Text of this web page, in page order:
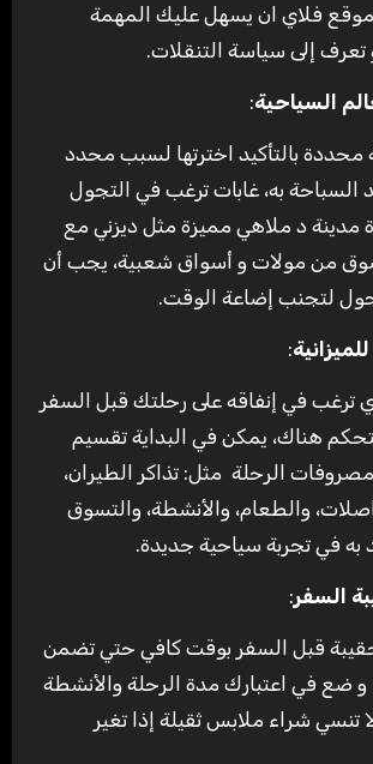
موقع فلاي ان يسهل عليك المهمة
إلى سياسة التنقلات.
السياحية:
محددة بالتأكيد اخترتها لسبب محدد
السباحة به، غابات ترغب في التجول
مدينة د ملاهي مميزة مثل ديزني مع
من مولات و أسواق شعبية، يجب أن
لتجنب إضاعة الوقت.
:
ترغب في إنفاقه على رحلتك قبل السفر
هناك، يمكن في البداية تقسيم
الرحلة مثل: تذاكر الطيران،
والطعام، والأنشطة، والتسوق
به في تجربة سياحية جديدة.
السفر:
قبل السفر بوقت كافي حتي تضمن
ضع في اعتبارك مدة الرحلة والأنشطة
تنسي شراء ملابس ثقيلة إذا تغير